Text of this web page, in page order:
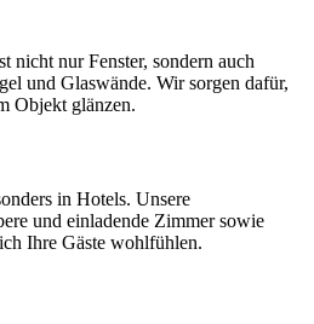
nicht nur Fenster, sondern auch
und Glaswände. Wir sorgen dafür,
Objekt glänzen.
in Hotels. Unsere
und einladende Zimmer sowie
Ihre Gäste wohlfühlen.